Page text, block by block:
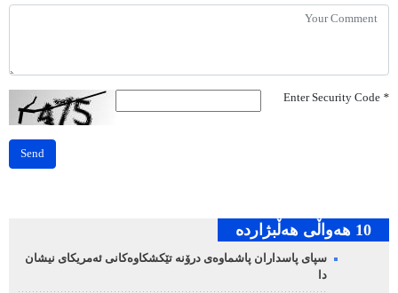
*
Send
10 هه‌واڵی هه‌ڵبژارده‌
سپای پاسداران پاشماوەی درۆنە تێکشکاوەکانی ئەمریکای نیشان
دا